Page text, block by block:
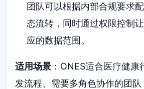
团队可以根据内部合规要求
态流转，同时通过权限控制
应的数据范围。
适用场景 ：ONES适合医疗健
发流程、需要多角色协作的团